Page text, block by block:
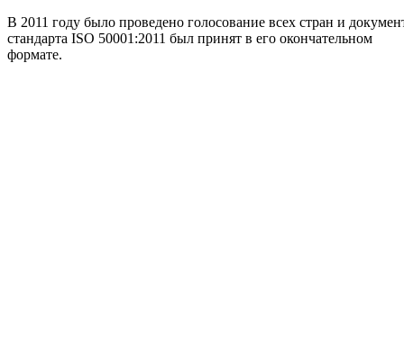
В 2011 году было проведено голосование всех стран и
стандарта ISO 50001:2011 был принят в его окончательном
формате.